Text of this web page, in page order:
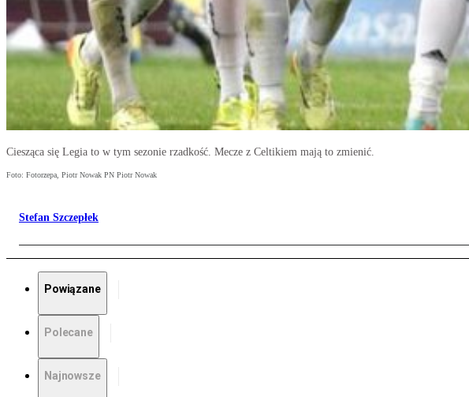
Ciesząca się Legia to w tym sezonie rzadkość. Mecze z Celtikiem mają to zmienić.
Foto: Fotorzepa, Piotr Nowak PN Piotr Nowak
Stefan Szczepłek
Powiązane
Polecane
Najnowsze